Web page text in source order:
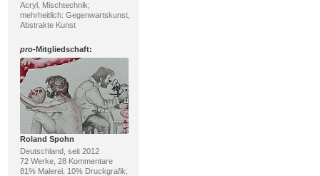
Acryl, Mischtechnik;
mehrheitlich: Gegenwartskunst,
Abstrakte Kunst
pro-Mitgliedschaft:
Roland Spohn
Deutschland, seit 2012
72 Werke, 28 Kommentare
81% Malerei, 10% Druckgrafik;